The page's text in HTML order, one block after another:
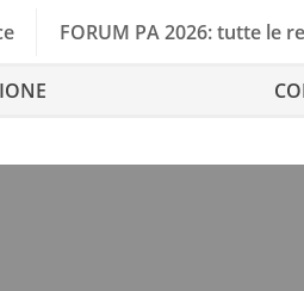
FORUM PA 2026: tutte le